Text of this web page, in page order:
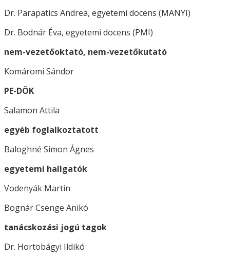
Dr. Parapatics Andrea, egyetemi docens (MANYI)
Dr. Bodnár Éva, egyetemi docens (PMI)
nem-vezetőoktató, nem-vezetőkutató
Komáromi Sándor
PE-DÖK
Salamon Attila
egyéb foglalkoztatott
Baloghné Simon Ágnes
egyetemi hallgatók
Vodenyák Martin
Bognár Csenge Anikó
tanácskozási jogú tagok
Dr. Hortobágyi Ildikó